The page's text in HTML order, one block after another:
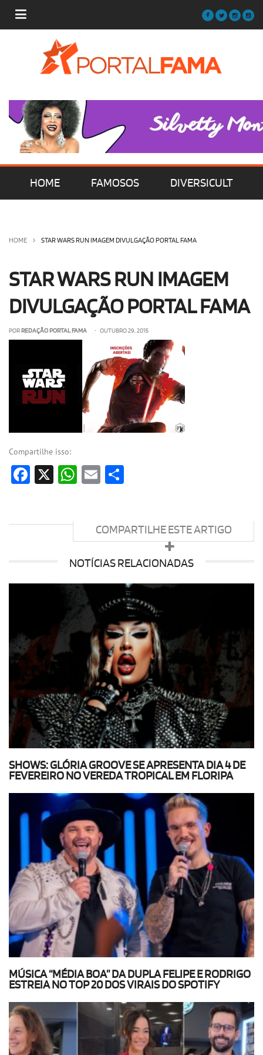
HOME FAMOSOS DIVERSICULT
OLHA ISSO! EU QUERO!
HOME STAR WARS RUN IMAGEM DIVULGAÇÃO PORTAL FAMA
STAR WARS RUN IMAGEM
DIVULGAÇÃO PORTAL FAMA
POR REDAÇÃO PORTAL FAMA • OUTUBRO 29, 2015
Compartilhe isso:
Facebook
X WhatsApp
Email
COMPARTILHE ESTE ARTIGO
NOTÍCIAS RELACIONADAS
SHOWS: GLÓRIA GROOVE SE APRESENTA DIA 4 DE
FEVEREIRO NO VEREDA TROPICAL EM FLORIPA
MÚSICA “MÉDIA BOA” DA DUPLA FELIPE E RODRIGO
ESTREIA NO TOP 20 DOS VIRAIS DO SPOTIFY